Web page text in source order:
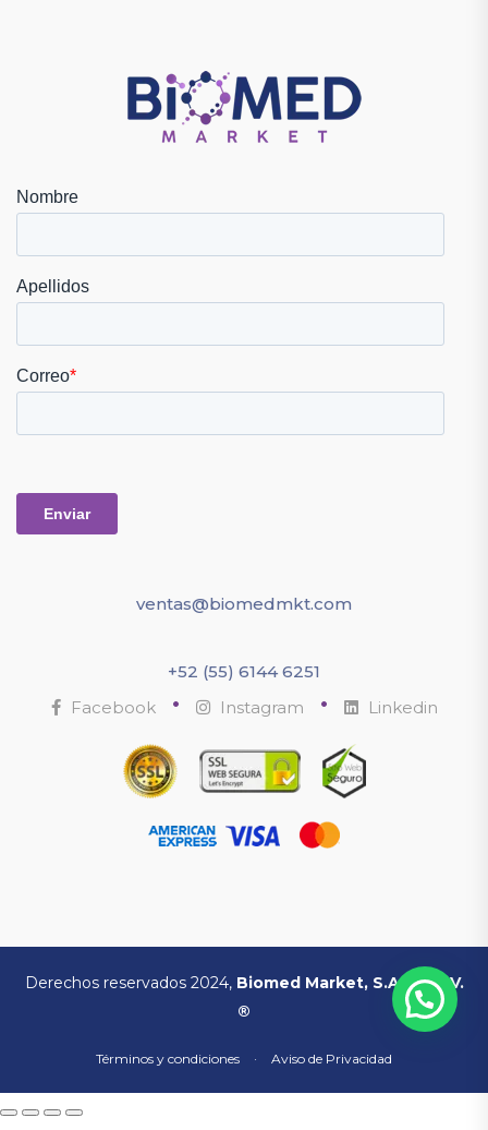
ventas@biomedmkt.com
+52 (55) 6144 6251
Facebook
• Instagram • Linkedin
Derechos reservados 2024, Biomed Market, S.A. de C.V.
®
Términos y condiciones · Aviso de Privacidad